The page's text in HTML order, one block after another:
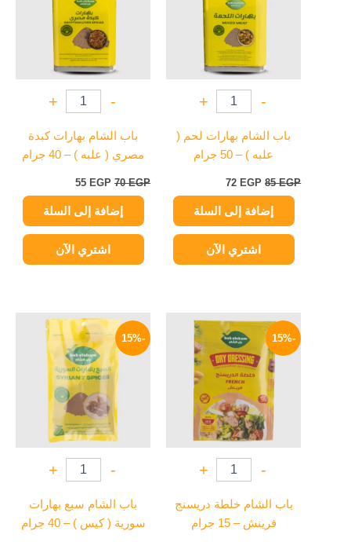
-
+
باب الشام بهارات لحم (
علبه ) – 50 جرام
85EGP
72 EGP
إضافة إلى السلة
اشتري الآن
-
+
باب الشام بهارات كبدة
مصري ( علبه ) – 40 جرام
70EGP
55 EGP
إضافة إلى السلة
اشتري الآن
-15%
-
+
باب الشام خلطة دريسنج
فرينش – 15 جرام
السعر
الأصلي
هو:
20 EGP.
السعر
الحالي
هو:
17 EGP.
-15%
-
+
باب الشام سبع بهارات
سورية ( كيس ) – 40 جرام
السعر
الأصلي
هو:
65 EGP.
السعر
الحالي
هو:
55 EGP.